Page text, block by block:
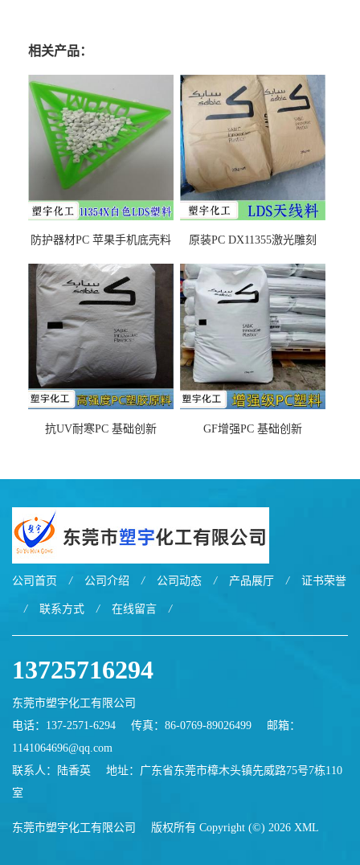
相关产品：
防护器材PC 苹果手机底壳料
之忧
原装PC DX11355激光雕刻
抗UV耐寒PC 基础创新
GF增强PC 基础创新
公司首页 / 公司介绍 / 公司动态 / 产品展厅 / 证书荣誉
/ 联系方式 / 在线留言 /
13725716294
东莞市塑宇化工有限公司
电话：137-2571-6294
传真：86-0769-89026499
邮箱：
1141064696@qq.com
联系人：陆香英
地址：广东省东莞市樟木头镇先威路75号7栋110
室
东莞市塑宇化工有限公司 版权所有 Copyright (©) 2026 XML